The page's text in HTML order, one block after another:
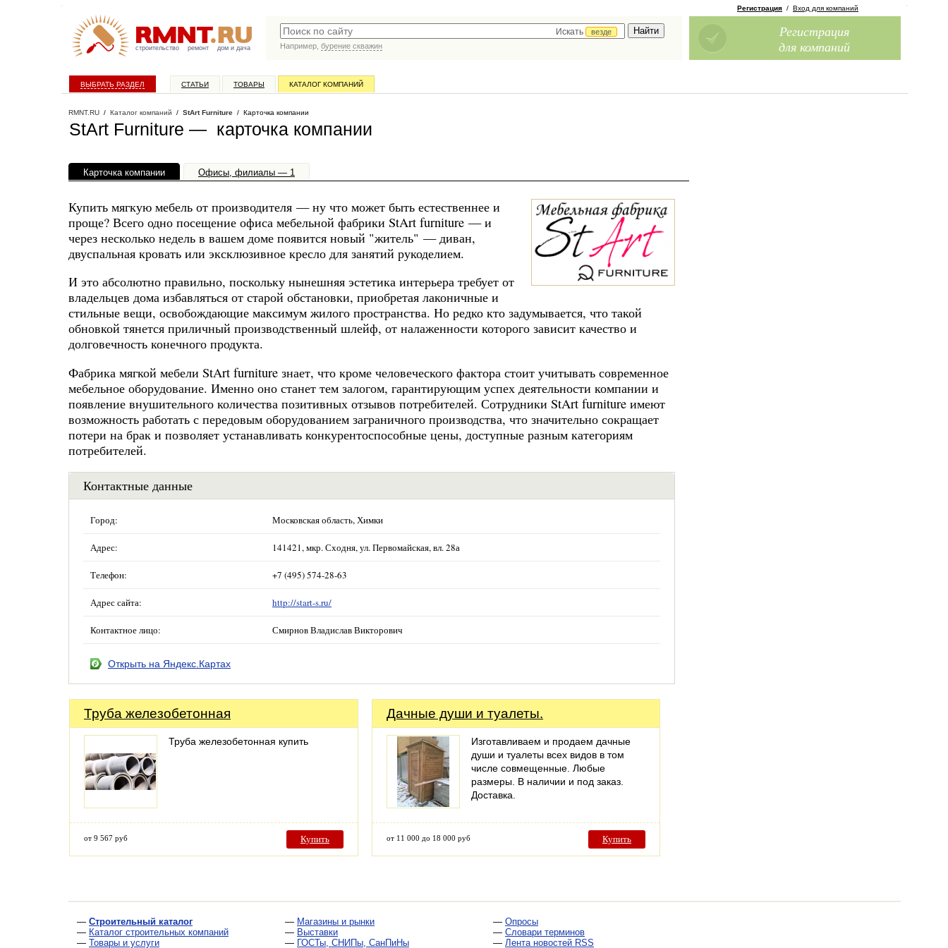
строительство ремонт дом и дача
Искать
везде
Например, бурение скважин
Регистрация / Вход для компаний
Регистрация
для компаний
ВЫБРАТЬ РАЗДЕЛ СТАТЬИ ТОВАРЫ КАТАЛОГ КОМПАНИЙ
RMNT.RU / Каталог компаний / StArt Furniture / Карточка компании
StArt Furniture — карточка компании
Карточка компании Офисы, филиалы — 1
Купить мягкую мебель от производителя — ну что может быть естественнее и
проще? Всего одно посещение офиса мебельной фабрики StArt furniture — и
через несколько недель в вашем доме появится новый "житель" — диван,
двуспальная кровать или эксклюзивное кресло для занятий рукоделием.
И это абсолютно правильно, поскольку нынешняя эстетика интерьера требует от
владельцев дома избавляться от старой обстановки, приобретая лаконичные и
стильные вещи, освобождающие максимум жилого пространства. Но редко кто задумывается, что такой
обновкой тянется приличный производственный шлейф, от налаженности которого зависит качество и
долговечность конечного продукта.
Фабрика мягкой мебели StArt furniture знает, что кроме человеческого фактора стоит учитывать современное
мебельное оборудование. Именно оно станет тем залогом, гарантирующим успех деятельности компании и
появление внушительного количества позитивных отзывов потребителей. Сотрудники StArt furniture имеют
возможность работать с передовым оборудованием заграничного производства, что значительно сокращает
потери на брак и позволяет устанавливать конкурентоспособные цены, доступные разным категориям
потребителей.
Контактные данные
Город: Московская область, Химки
Адрес: 141421, мкр. Сходня, ул. Первомайская, вл. 28а
Телефон: +7 (495) 574-28-63
Адрес сайта: http://start-s.ru/
Контактное лицо: Смирнов Владислав Викторович
Открыть на Яндекс.Картах
Труба железобетонная
Труба железобетонная купить
от 9 567 руб Купить
Дачные души и туалеты.
Изготавливаем и продаем дачные
души и туалеты всех видов в том
числе совмещенные. Любые
размеры. В наличии и под заказ.
Доставка.
от 11 000 до 18 000 руб Купить
— Строительный каталог
— Каталог строительных компаний
— Товары и услуги
— Магазины и рынки
— Выставки
— ГОСТы, СНИПы, СанПиНы
— Опросы
— Словари терминов
— Лента новостей RSS